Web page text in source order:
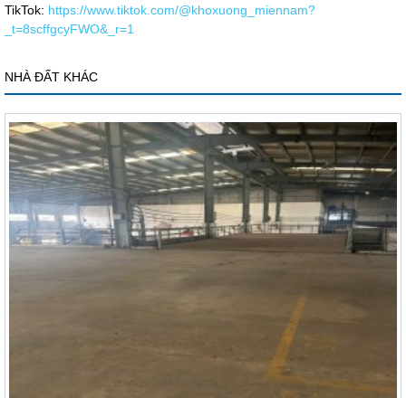
TikTok: https://www.tiktok.com/@khoxuong_miennam?
_t=8scffgcyFWO&_r=1
NHÀ ĐẤT KHÁC